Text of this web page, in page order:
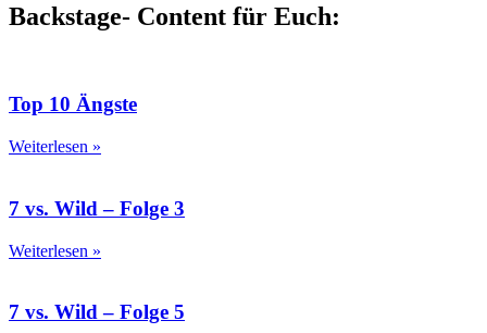
Backstage- Content für Euch:
Top 10 Ängste
Weiterlesen »
7 vs. Wild – Folge 3
Weiterlesen »
7 vs. Wild – Folge 5